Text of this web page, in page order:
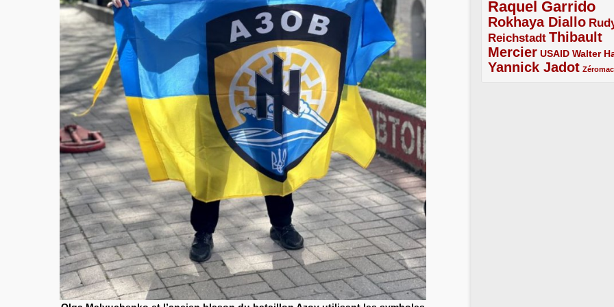
Raquel Garrido
5/5
Rokhaya Diallo
4/5
Reichstadt
3/5
Thibault
Mercier
4/5 USAID
2/5 Walter
2/5
Yannick Jadot
4/5
1/5